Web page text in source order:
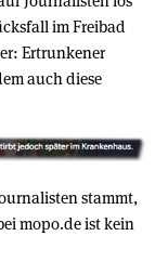
im Freibad
Ertrunkener
auch diese
stammt,
mopo.de ist kein